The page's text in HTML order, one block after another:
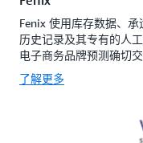
Fenix 使用库存数据、
历史记录及其专有的人
电子商务品牌预测确切
了解更多